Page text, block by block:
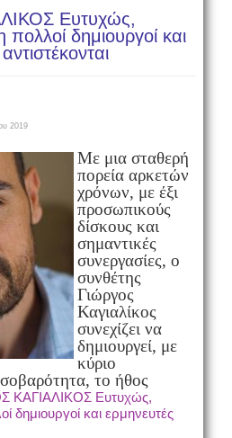
Ευτυχώς,
δημιουργοί και
2019
Με μια σταθερή
πορεία αρκετών
χρόνων, με έξι
προσωπικούς
δίσκους και
σημαντικές
συνεργασίες, o
συνθέτης
Γιώργος
Καγιαλίκος
συνεχίζει να
δημιουργεί, με
κύριο
το ήθος
ΚΑΓΙΑΛΙΚΟΣ Ευτυχώς,
δημιουργοί και ερμηνευτές